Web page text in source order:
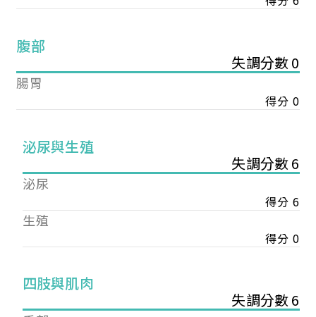
腹部
失調分數 0
腸胃
得分 0
泌尿與生殖
失調分數 6
泌尿
得分 6
生殖
得分 0
四肢與肌肉
失調分數 6
您已成功送出會員申請
您好，您的會員申請，已成功送出，經本協會理事